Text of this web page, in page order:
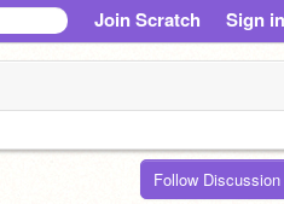
Join Scratch Sign in
Follow Discussion